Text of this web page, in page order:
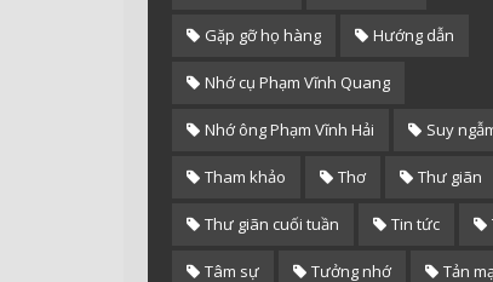
Gặp gỡ họ hàng Hướng dẫn
Nhớ cụ Phạm Vĩnh Quang
Nhớ ông Phạm Vĩnh Hải Suy
Tham khảo Thơ Thư giãn
Thư giãn cuối tuần Tin tức
Tâm sự Tưởng nhớ Tản